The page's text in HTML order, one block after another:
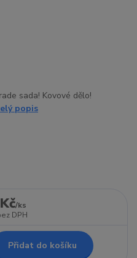
sada! Kovové dělo!
popis
/ks
DPH
Přidat do košíku